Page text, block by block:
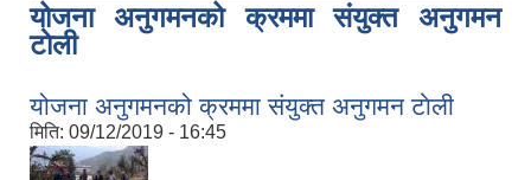
योजना अनुगमनको क्रममा स‌ंयुक्त अनुगमन
टाेली
योजना अनुगमनको क्रममा स‌ंयुक्त अनुगमन टाेली
मिति: 09/12/2019 - 16:45